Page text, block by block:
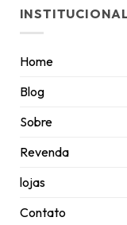
Home
Blog
Sobre
Revenda
lojas
Contato